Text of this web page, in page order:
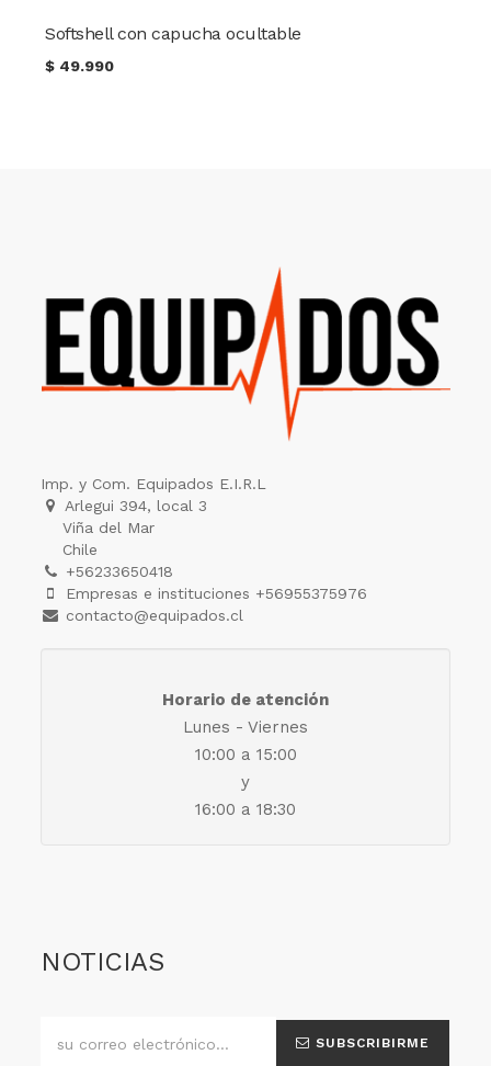
Softshell con capucha ocultable
$ 49.990
Imp. y Com. Equipados E.I.R.L
Arlegui 394, local 3
Viña del Mar
Chile
+56233650418
Empresas e instituciones +56955375976
contacto@equipados.cl
Horario de atención
Lunes - Viernes
10:00 a 15:00
y
16:00 a 18:30
NOTICIAS
SUBSCRIBIRME